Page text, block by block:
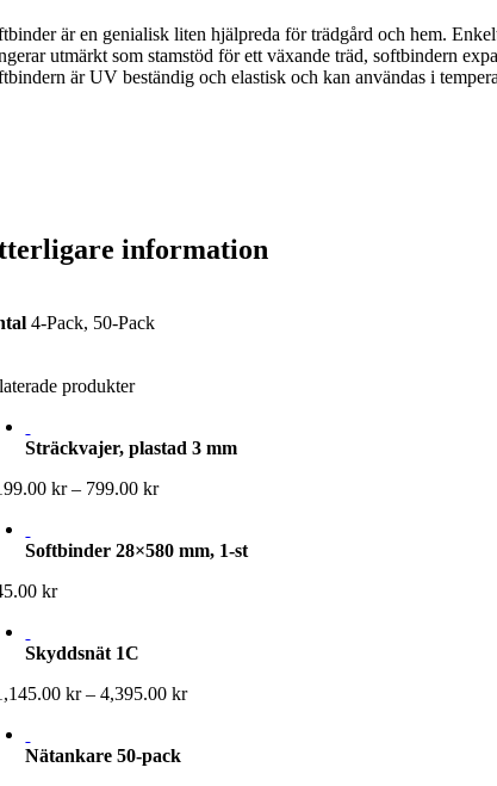
är en genialisk liten hjälpreda för trädgård och hem.
utmärkt som stamstöd för ett växande träd, softbindern
är UV beständig och elastisk och kan användas i
information
4-Pack, 50-Pack
produkter
Sträckvajer, plastad 3 mm
kr – 799.00krPrisintervall:
799.00 kr
Softbinder 28×580 mm, 1-st
kr
Skyddsnät 1C
kr – 4,395.00krPrisintervall:
Nätankare 50-pack